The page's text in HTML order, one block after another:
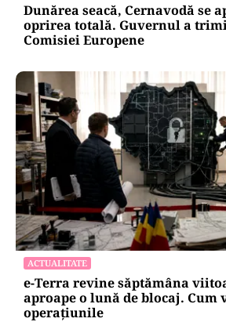
Dunărea seacă, Cernavodă se
oprirea totală. Guvernul a
Comisiei Europene
ACTUALITATE
e-Terra revine săptămâna
aproape o lună de blocaj. Cum
operațiunile